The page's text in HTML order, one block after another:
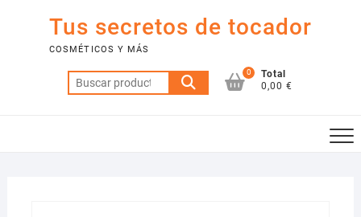
contenido
Tus secretos de tocador
COSMÉTICOS Y MÁS
Buscar
por:
0
Total
0,00 €